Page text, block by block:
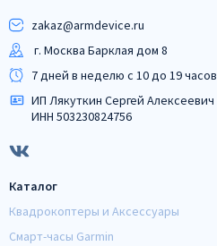
zakaz@armdeviсe.ru
г. Москва Барклая дом 8
7 дней в неделю с 10 до 19 часов
ИП Лякуткин Сергей Алексеевич
ИНН 503230824756
Каталог
Квадрокоптеры и Аксессуары
Смарт-часы Garmin